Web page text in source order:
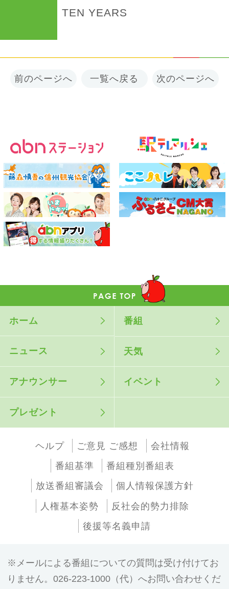
TEN YEARS
前のページへ 一覧へ戻る 次のページへ
ホーム 番組
ニュース 天気
アナウンサー イベント
プレゼント
ヘルプ ご意見 ご感想
会社情報
番組基準
番組種別番組表
放送番組審議会
個人情報保護方針
人権基本姿勢
反社会的勢力排除
後援等名義申請
メールによる番組についての質問は受け付けてお
りません。026-223-1000（代）へお問い合わせくだ